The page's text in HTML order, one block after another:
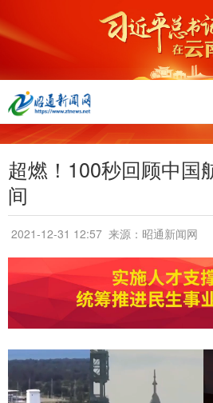
超燃！100秒回顾中国
间
2021-12-31 12:57 来源：昭通新闻网